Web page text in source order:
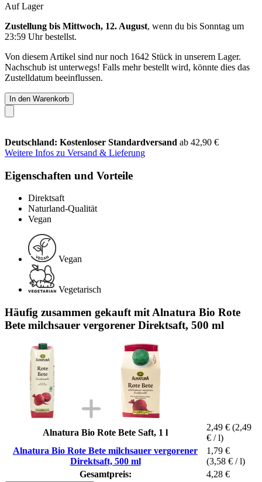
Auf Lager
Zustellung bis Mittwoch, 12. August, wenn du bis Sonntag um
23:59 Uhrbestellst.
Von diesem Artikel sind nur noch 1642 Stück in unserem Lager.
Nachschub ist unterwegs! Falls mehr bestellt wird, könnte dies das
Zustelldatum beeinflussen.
In den Warenkorb
Deutschland: Kostenloser Standardversand ab 42,90 €
Weitere Infos zu Versand & Lieferung
Eigenschaften und Vorteile
Direktsaft
Naturland-Qualität
Vegan
Vegan
Vegetarisch
Häufig zusammen gekauft mit Alnatura Bio Rote
Bete milchsauer vergorener Direktsaft, 500 ml
Alnatura Bio Rote Bete Saft, 1 l
2,49 € (2,49
€ / l)
Alnatura Bio Rote Bete milchsauer vergorener
Direktsaft, 500 ml
1,79 €
(3,58 € / l)
Gesamtpreis:
4,28 €